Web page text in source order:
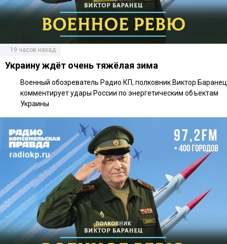
19 часов назад
Украину ждёт очень тяжёлая зима
Военный обозреватель Радио КП, полковник Виктор Баранец
комментирует удары России по энергетическим объектам
Украины